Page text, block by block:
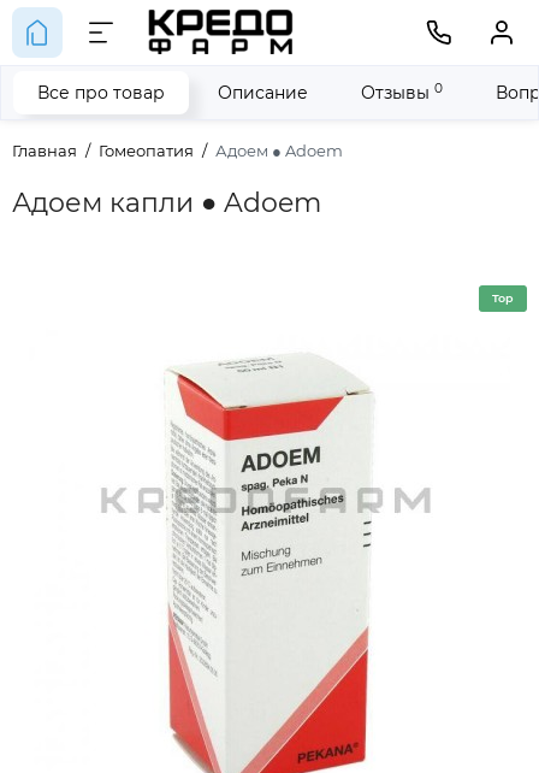
Главная Гомеопатия Адоем ● Adoem
Адоем капли ● Adoem
Все про товар Описание Отзывы 0
Top